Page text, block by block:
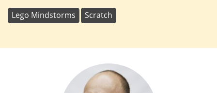
Lego Mindstorms Scratch